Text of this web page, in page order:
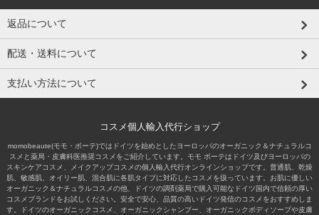
返品について
配送・送料について
支払い方法について
コスメ個人輸入代行ショップ
momobeaute(モモ・ボーテ)ではドイツを始めとしたヨーロッパのオーガニック＆ナチュラルコ
スメと薬局・皮膚科医推奨コスメをご紹介しています。モモ ボーテはドイツ及びヨーロッパの
スキンケアコスメ、メイクアップコスメの個人輸入代行オンラインショップです。普通肌、乾燥
肌、敏感肌、オイリー肌、混合肌に各肌タイプに対応したコスメを扱っています。お肌に優しい
オーガニック＆ナチュラルコスメの他、ドイツの調剤薬局で購入可能なドイツ国内で信頼の厚い
コスメブランドをお試しください。安全で安心、品質の高いドイツ発信のコスメをおすすめしま
す。ドイツのオーガニックコスメ、オーガニックシャンプー、オーガニックボディソープや皮膚